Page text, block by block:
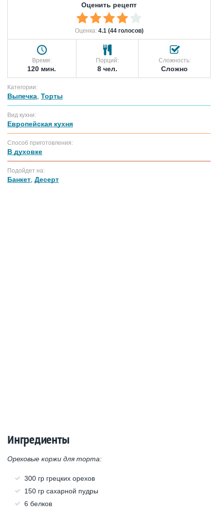
Оценить рецепт
Оценка: 4.1 (44 голосов)
Время:
120 мин.
Порций:
8 чел.
Сложность:
Сложно
Категории:
Выпечка Торты
Вид кухни:
Европейская кухня
Способ приготовления:
В духовке
Подойдет на:
Банкет Десерт
Ингредиенты
Ореховые коржи для торта:
300 гр грецких орехов
150 гр сахарной пудры
6 белков